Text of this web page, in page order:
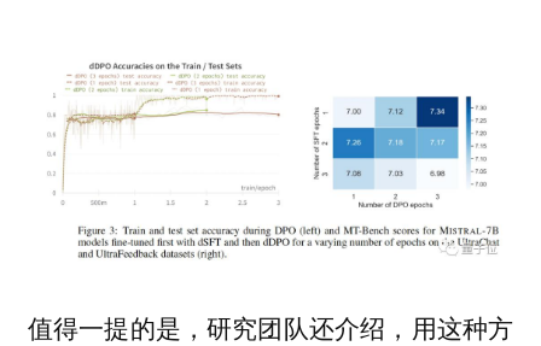
值得一提的是，研究团队还介绍，用这种方